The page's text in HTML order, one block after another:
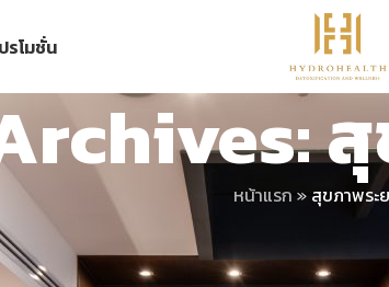
รโมชั่น
หน้าแรก » สุขภาพระ